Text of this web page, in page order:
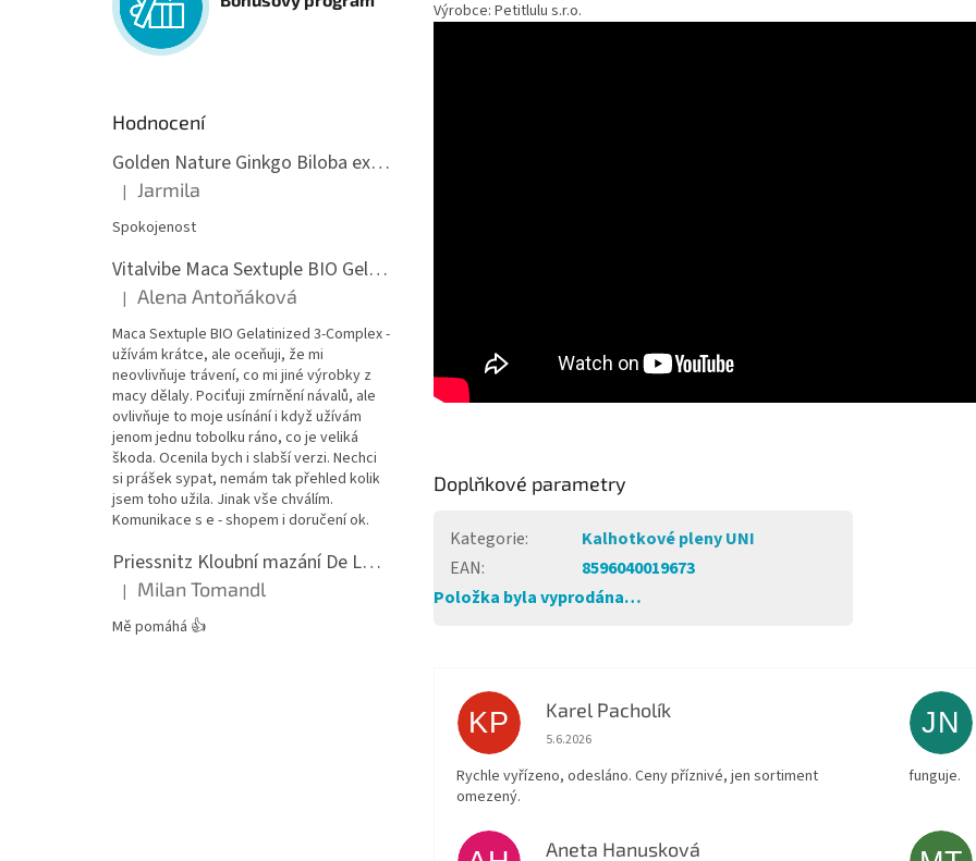
Hodnocení
Golden Nature Ginkgo Biloba extrakt 50:1 60mg, 100 kapslí
Hodnocení produktu je 5 z 5 hvězdiček.
| Jarmila
Spokojenost
Vitalvibe Maca Sextuple BIO Gelatinized 3-Complex, 60 kapslí
Hodnocení produktu je 5 z 5 hvězdiček.
| Alena Antoňáková
Maca Sextuple BIO Gelatinized 3-Complex -
užívám krátce, ale oceňuji, že mi
neovlivňuje trávení, co mi jiné výrobky z
macy dělaly. Pociťuji zmírnění návalů, ale
ovlivňuje to moje usínání i když užívám
jenom jednu tobolku ráno, co je veliká
škoda. Ocenila bych i slabší verzi. Nechci
si prášek sypat, nemám tak přehled kolik
jsem toho užila. Jinak vše chválím.
Komunikace s e - shopem i doručení ok.
Priessnitz Kloubní mazání De Luxe, 200ml
Hodnocení produktu je 5 z 5 hvězdiček.
| Milan Tomandl
Mě pomáhá 👍
Výrobce: Petitlulu s.r.o.
Doplňkové parametry
Kategorie:
Kalhotkové pleny UNI
EAN:
8596040019673
Položka byla vyprodána…
KP Karel Pacholík
Hodnocení obchodu je 4 z 5 hvězdiček.
5.6.2026
Rychle vyřízeno, odesláno. Ceny příznivé, jen sortiment
omezený.
JN
funguje.
Aneta Hanusková